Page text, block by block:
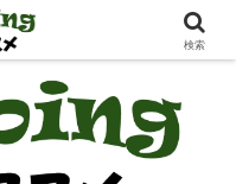
検索